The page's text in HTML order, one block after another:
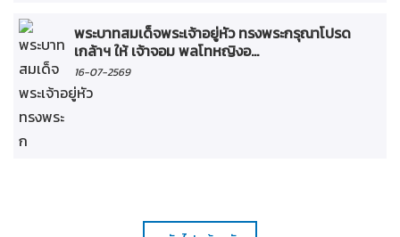
พระบาทสมเด็จพระเจ้าอยู่หัว ทรงพระกรุณาโปรด
เกล้าฯ ให้ เจ้าจอม พลโทหญิงอ...
16-07-2569